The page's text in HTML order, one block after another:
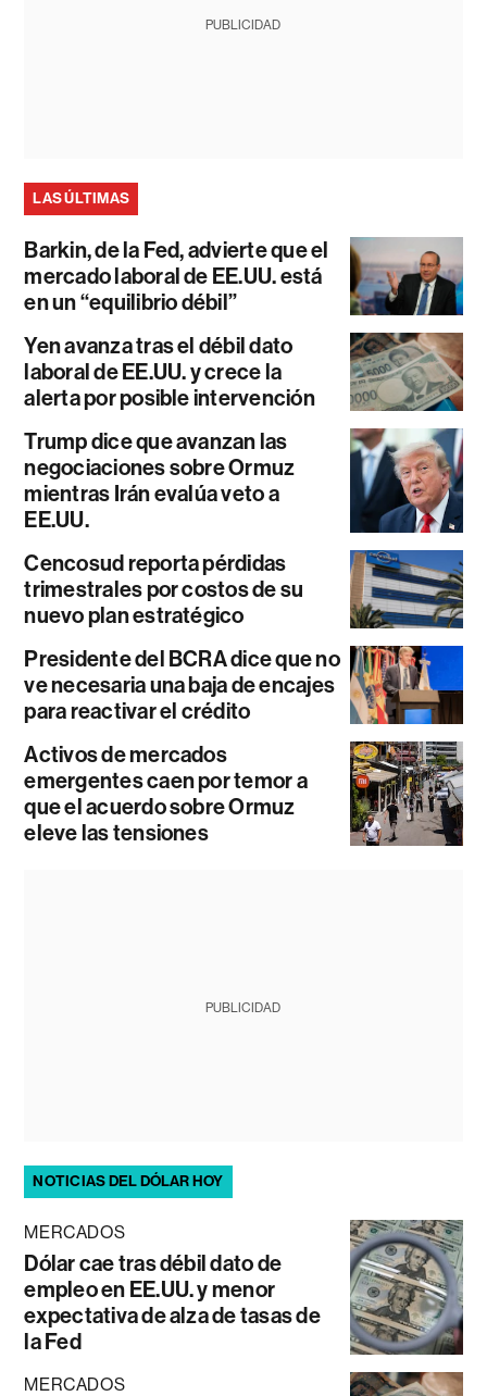
PUBLICIDAD
LAS ÚLTIMAS
Barkin, de la Fed, advierte que el
mercado laboral de EE.UU. está
en un “equilibrio débil”
Yen avanza tras el débil dato
laboral de EE.UU. y crece la
alerta por posible intervención
Trump dice que avanzan las
negociaciones sobre Ormuz
mientras Irán evalúa veto a
EE.UU.
Cencosud reporta pérdidas
trimestrales por costos de su
nuevo plan estratégico
Presidente del BCRA dice que no
ve necesaria una baja de encajes
para reactivar el crédito
Activos de mercados
emergentes caen por temor a
que el acuerdo sobre Ormuz
eleve las tensiones
PUBLICIDAD
NOTICIAS DEL DÓLAR HOY
MERCADOS
Dólar cae tras débil dato de
empleo en EE.UU. y menor
expectativa de alza de tasas de
la Fed
MERCADOS